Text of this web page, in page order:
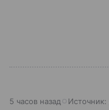
5 часов назад Источник: